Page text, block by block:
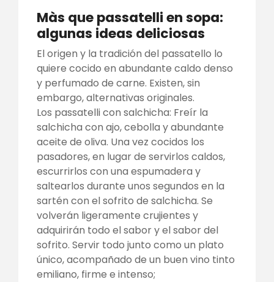
Màs que passatelli en sopa:
algunas ideas deliciosas
El origen y la tradición del passatello lo
quiere cocido en abundante caldo denso
y perfumado de carne. Existen, sin
embargo, alternativas originales.
Los passatelli con salchicha: Freír la
salchicha con ajo, cebolla y abundante
aceite de oliva. Una vez cocidos los
pasadores, en lugar de servirlos caldos,
escurrirlos con una espumadera y
saltearlos durante unos segundos en la
sartén con el sofrito de salchicha. Se
volverán ligeramente crujientes y
adquirirán todo el sabor y el sabor del
sofrito. Servir todo junto como un plato
único, acompañado de un buen vino tinto
emiliano, firme e intenso;